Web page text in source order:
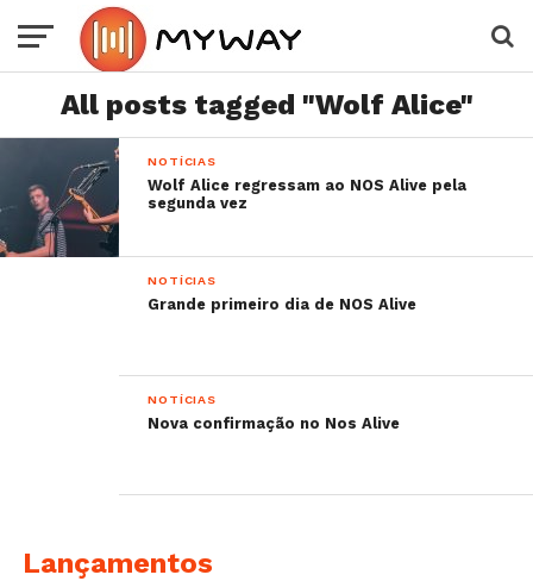
All posts tagged "Wolf Alice"
NOTÍCIAS
Wolf Alice regressam ao NOS Alive pela
segunda vez
NOTÍCIAS
Grande primeiro dia de NOS Alive
NOTÍCIAS
Nova confirmação no Nos Alive
Lançamentos